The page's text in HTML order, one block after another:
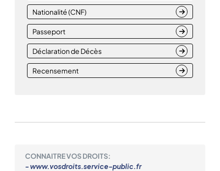
Nationalité (CNF)
Passeport
Déclaration de Décès
Recensement
CONNAITRE VOS DROITS:
- www.vosdroits.service-public.fr